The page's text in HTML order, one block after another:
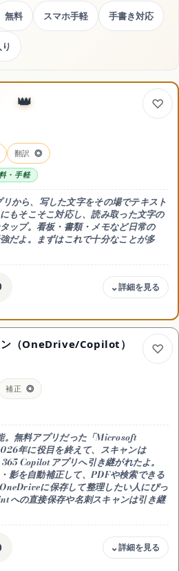
ドライヤー
スキンケア
サイトマップ
無料 スマホ手軽 手書き対応
翻訳 ◎
・手軽
から、写した文字をその場でテキスト
もそこそこ対応し、読み取った文字の
ップ。看板・書類・メモなど日常の
だよ。まずはこれで十分なことが多
翻訳まで使える。追加料金なし
（OneDrive/Copilot）
補正 ◎
無料アプリだった「Microsoft
年に役目を終えて、スキャンは
Copilotアプリへ引き継がれたよ。
影を自動補正して、PDFや検索できる
に保存して整理したい人にぴっ
の直接保存や名刺スキャンは引き継